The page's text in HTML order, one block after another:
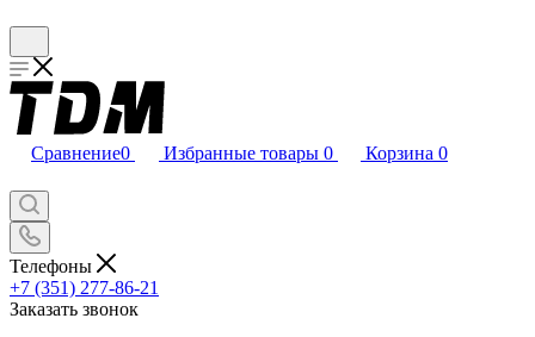
Сравнение0 Избранные товары 0 Корзина 0
Телефоны
+7 (351) 277-86-21
Заказать звонок